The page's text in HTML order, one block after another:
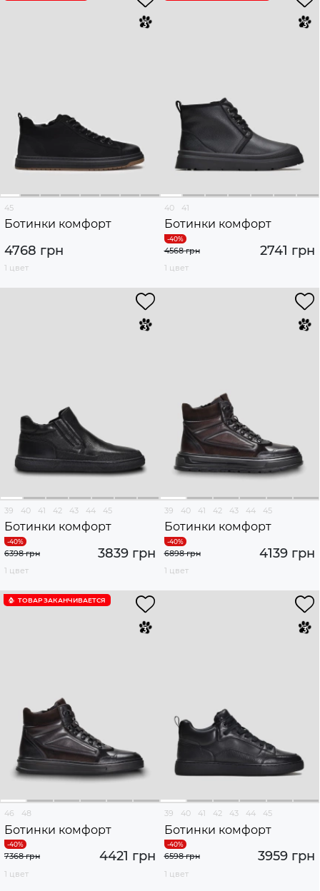
45
Ботинки комфорт
4768 грн
1 цвет
40 41
Ботинки комфорт
2741 грн
4568 грн
1 цвет
39 40 41 42 43 44 45
Ботинки комфорт
3839 грн
6398 грн
1 цвет
39 40 41 42 43 44 45
Ботинки комфорт
4139 грн
6898 грн
1 цвет
ТОВАР ЗАКАНЧИВАЕТСЯ
46 48
Ботинки комфорт
4421 грн
7368 грн
1 цвет
39 40 41 42 43 44 45
Ботинки комфорт
3959 грн
6598 грн
1 цвет